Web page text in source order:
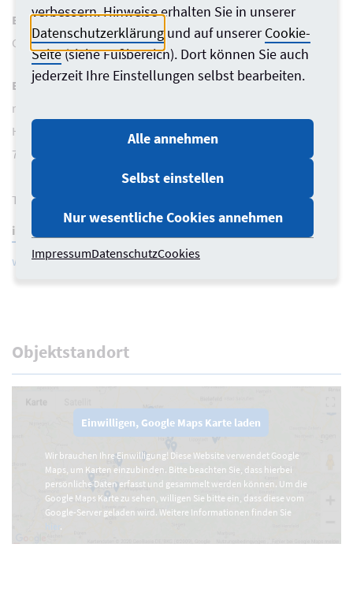
Beteiligte
Carl Ollertz, Architekt im Praktikum (AK Baden-Württemberg)
Büro
röcker gork architekten - Standort Stuttgart
Heusteigstr. 15
70182 Stuttgart
Telefon 0711 94558680
info@roeckergork.de
www.roeckergork.de
Objektstandort
Einwilligen, Google Maps Karte laden
Wir brauchen Ihre Einwilligung! Diese Website verwendet Google
Maps, um Karten einzubinden. Bitte beachten Sie, dass hierbei
persönliche Daten erfasst und gesammelt werden können. Um die
Google Maps Karte zu sehen, willigen Sie bitte ein, dass diese vom
Google-Server geladen wird. Weitere Informationen finden Sie
.
verbessern. Hinweise erhalten Sie in unserer
Datenschutzerklärung und auf unsererCookie-
Seite(siehe Fußbereich). Dort können Sie auch
jederzeit Ihre Einstellungen selbst bearbeiten.
Alle annehmen
Selbst einstellen
Nur wesentliche Cookies annehmen
ImpressumDatenschutzCookies